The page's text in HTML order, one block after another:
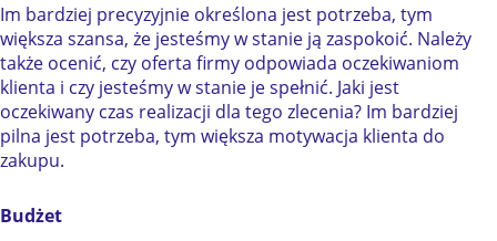
Im bardziej precyzyjnie określona jest potrzeba, tym
większa szansa, że jesteśmy w stanie ją zaspokoić. Należy
także ocenić, czy oferta firmy odpowiada oczekiwaniom
klienta i czy jesteśmy w stanie je spełnić. Jaki jest
oczekiwany czas realizacji dla tego zlecenia? Im bardziej
pilna jest potrzeba, tym większa motywacja klienta do
zakupu.
Budżet